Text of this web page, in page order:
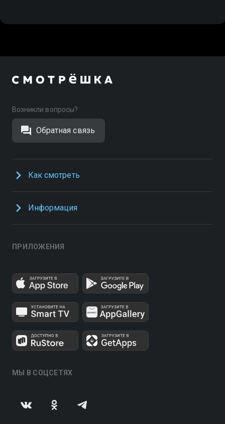
Возникли вопросы?
Обратная связь
Как смотреть
Информация
ПРИЛОЖЕНИЯ
МЫ В СОЦСЕТЯХ